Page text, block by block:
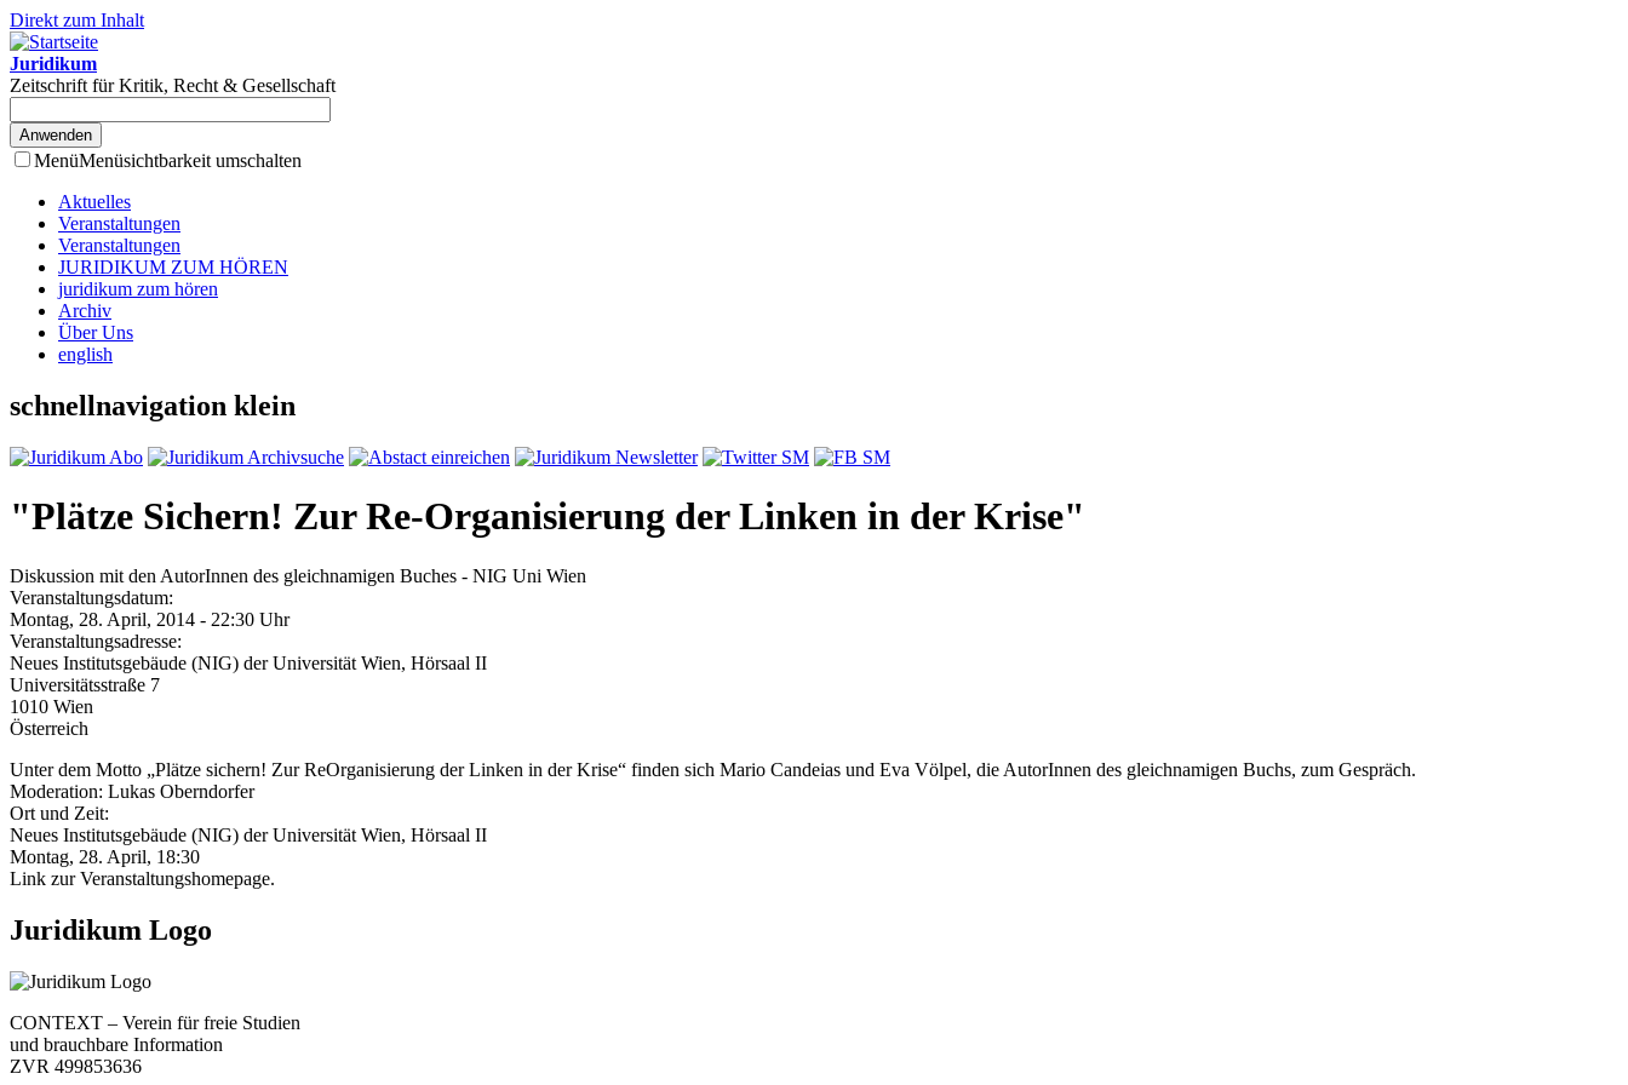
Direkt zum Inhalt
Juridikum
Zeitschrift für Kritik, Recht & Gesellschaft
MenüMenüsichtbarkeit umschalten
Aktuelles
Veranstaltungen
Veranstaltungen
JURIDIKUM ZUM HÖREN
juridikum zum hören
Archiv
Über Uns
english
schnellnavigation klein
"Plätze Sichern! Zur Re-Organisierung der Linken in der Krise"
Diskussion mit den AutorInnen des gleichnamigen Buches - NIG Uni Wien
Veranstaltungsdatum:
Montag, 28. April, 2014 - 22:30 Uhr
Veranstaltungsadresse:
Neues Institutsgebäude (NIG) der Universität Wien, Hörsaal II
Universitätsstraße 7
1010 Wien
Österreich
Unter dem Motto „Plätze sichern! Zur ReOrganisierung der Linken in der Krise“ finden sich Mario Candeias und Eva Völpel, die AutorInnen des gleichnamigen Buchs, zum Gespräch.
Moderation: Lukas Oberndorfer
Ort und Zeit:
Neues Institutsgebäude (NIG) der Universität Wien, Hörsaal II
Montag, 28. April, 18:30
Link zur Veranstaltungshomepage.
Juridikum Logo
CONTEXT – Verein für freie Studien
und brauchbare Information
ZVR 499853636